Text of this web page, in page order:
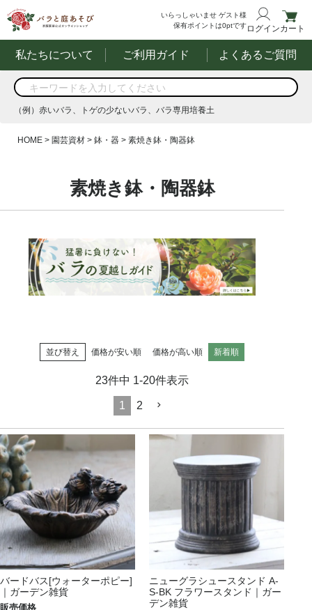
いらっしゃいませ ゲスト様
保有ポイントは0ptですログインカート
私たちについて ご利用ガイド よくあるご質問
商品を検索
する
（例）赤いバラ、トゲの少ないバラ、バラ専用培養土
（例）赤いバラ、トゲの少ないバラ、バラ専用培養土
HOME 園芸資材 鉢・器 素焼き鉢・陶器鉢
素焼き鉢・陶器鉢
並び替え 価格が安い順 価格が高い順 新着順
23件中 1-20件表示
1 2
バードバス[ウォーターポピー]
｜ガーデン雑貨
ニューグラシュースタンド A-
S-BK フラワースタンド｜ガー
デン雑貨